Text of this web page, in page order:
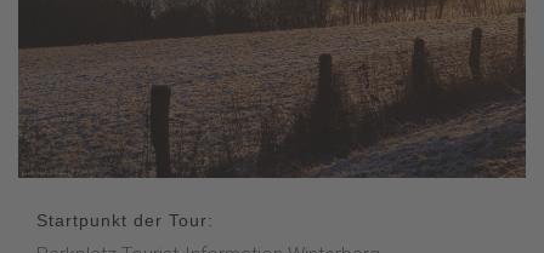
Startpunkt der Tour: